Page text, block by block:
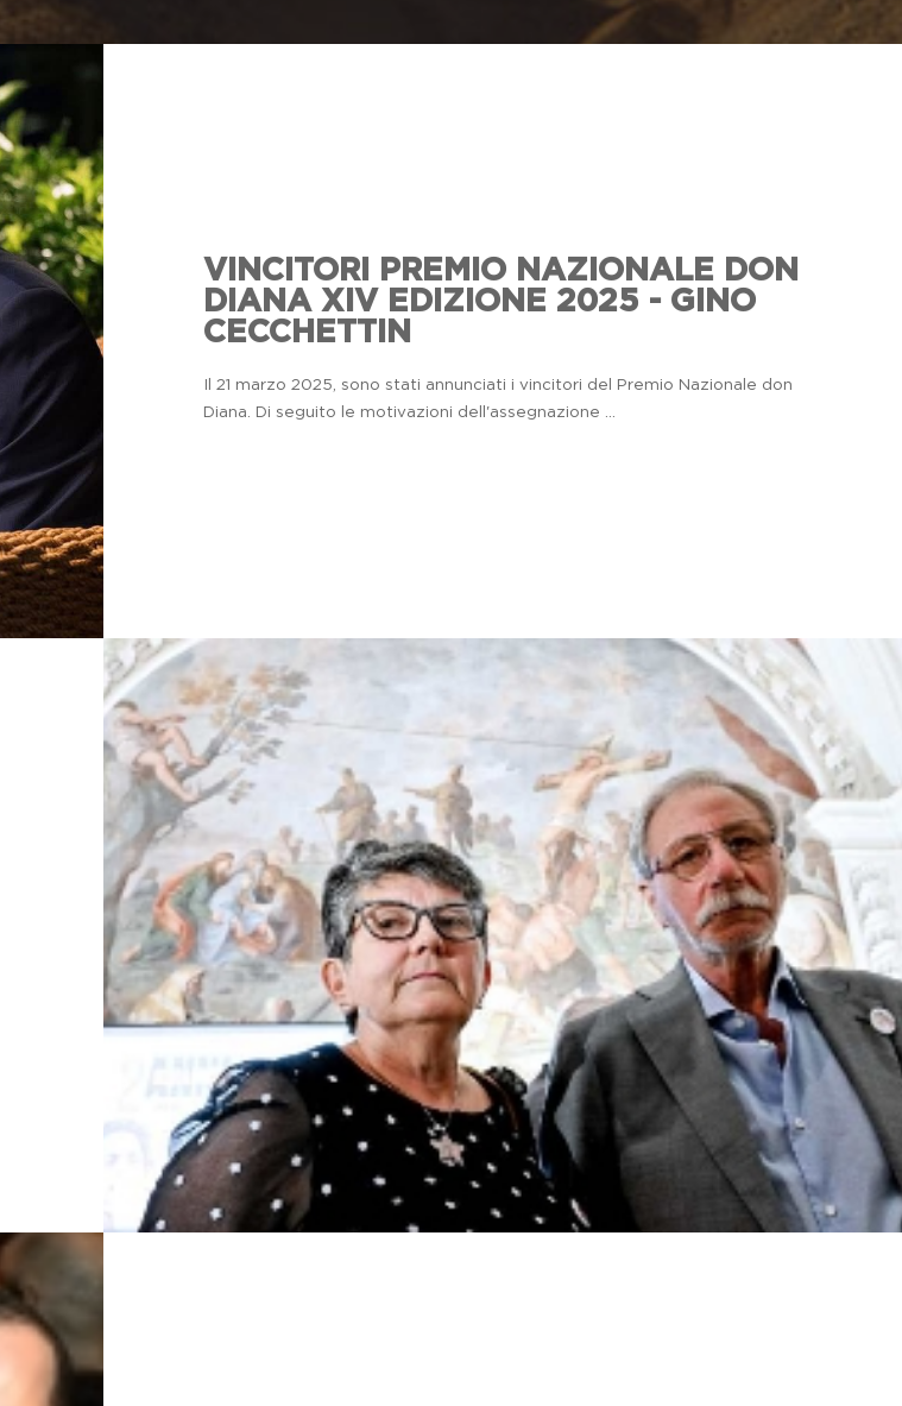
VINCITORI PREMIO NAZIONALE DON
DIANA XIV EDIZIONE 2025 - GINO
CECCHETTIN
Il 21 marzo 2025, sono stati annunciati i vincitori del Premio Nazionale don
Diana. Di seguito le motivazioni dell'assegnazione ...